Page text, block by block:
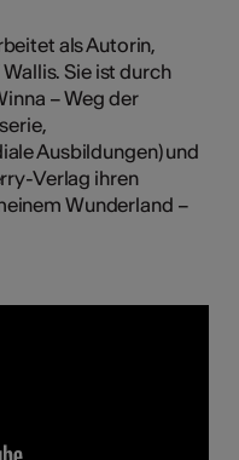
als Autorin,
Sie ist durch
– Weg der
Ausbildungen) und
Verlag ihren
Wunderland –